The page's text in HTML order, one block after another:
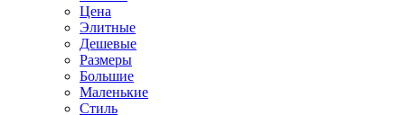
Цена
Элитные
Дешевые
Размеры
Большие
Маленькие
Стиль